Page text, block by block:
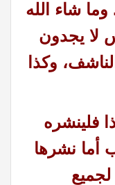
شاء الله
لا يجدون
وكذا
فلينشره
أما نشرها